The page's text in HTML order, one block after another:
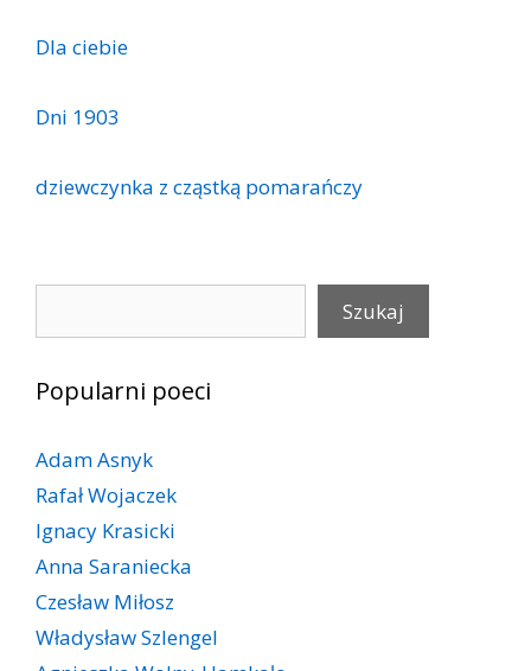
Dla ciebie
Dni 1903
dziewczynka z cząstką pomarańczy
Szukaj
Popularni poeci
Adam Asnyk
Rafał Wojaczek
Ignacy Krasicki
Anna Saraniecka
Czesław Miłosz
Władysław Szlengel